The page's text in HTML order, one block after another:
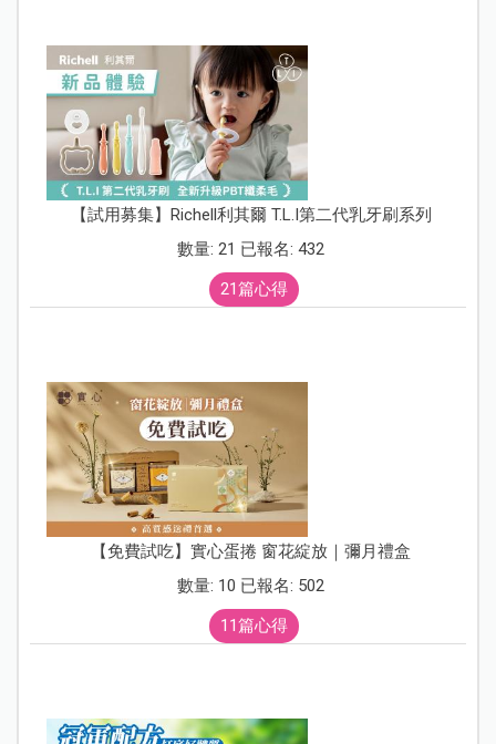
【試用募集】Richell利其爾 T.L.I第二代乳牙刷系列
數量: 21 已報名: 432
21篇心得
【免費試吃】實心蛋捲 窗花綻放｜彌月禮盒
數量: 10 已報名: 502
11篇心得